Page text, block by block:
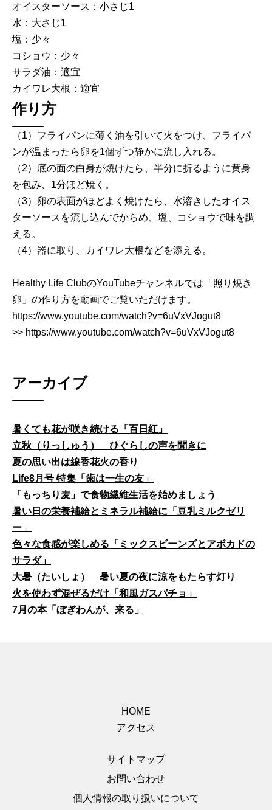
オイスターソース：小さじ1
水：大さじ1
塩：少々
コショウ：少々
サラダ油：適宜
カイワレ大根：適宜
作り方
（1）フライパンに薄く油を引いて火をつけ、フライパ
ンが温まったら卵を1個ずつ静かに流し入れる。
（2）底の面の白身が焼けたら、半分に折るように黄身
を包み、1分ほど焼く。
（3）卵の表面がほどよく焼けたら、水溶きしたオイス
ターソースを流し込んでからめ、塩、コショウで味を調
える。
（4）器に取り、カイワレ大根などを添える。
Healthy Life ClubのYouTubeチャンネルでは「照り焼き
卵」の作り方を動画でご覧いただけます。
https://www.youtube.com/watch?v=6uVxVJogut8
>> https://www.youtube.com/watch?v=6uVxVJogut8
アーカイブ
暑くても花が咲き続ける「百日紅」
立秋（りっしゅう） ひぐらしの声を聞きに
夏の思い出は線香花火の香り
Life8月号 特集「歯は一生の友」
「もっちり麦」で食物繊維生活を始めましょう
暑い日の栄養補給とミネラル補給に「豆乳ミルクゼリ
ー」
色々な食感が楽しめる「ミックスビーンズとアボカドの
サラダ」
大暑（たいしょ） 暑い夏の夜に涼をもたらす灯り
火を使わず混ぜるだけ「和風ガスパチョ」
7月の本「ぼぎわんが、来る」
HOME
アクセス
サイトマップ
お問い合わせ
個人情報の取り扱いについて